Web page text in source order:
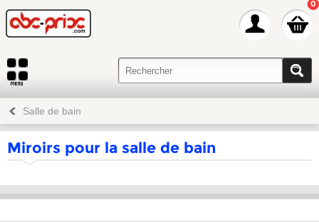
0
Salle de bain
Miroirs pour la salle de bain